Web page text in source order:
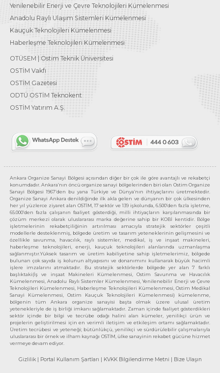
Yenilenebilir Enerji ve Çevre Teknolojileri Kümelenmesi
Anadolu Raylı Ulaşım Sistemleri Kümelenmesi
Kauçuk Teknolojileri Kümelenmesi
Haberleşme Teknolojileri Kümelenmesi
OTÜSEM | Ostim Teknik Üniversitesi
OSTİM Vakfı
OSTİM Gazetesi
ODTÜ OSTİM Teknokent
OSTİM Yatırım A.Ş.
Ankara Organize Sanayi Bölgesi açısından diğer bir çok ile göre avantajlı ve rekabetçi
konumdadır. Ankara’nın öncü organize sanayi bölgelerinden biri olan Ostim Organize
Sanayi Bölgesi 1967’den bu yana Türkiye ve Dünya’nın ihtiyaçlarını üretmektedir.
Organize Sanayi Ankara denildiğinde ilk akla gelen ve dünyanın bir çok ülkesinden
her yıl yüzlerce ziyaret alan OSTİM, 17 sektör ve 139 işkolunda, 6.500’den fazla işletme,
65.000’den fazla çalışanın faaliyet gösterdiği, milli ihtiyaçların karşılanmasında bir
çözüm merkezi olarak uluslararası marka değerine sahip bir KOBİ kentidir. Bölge
işletmelerinin rekabetçiliğinin artırılması amacıyla stratejik sektörler çeşitli
modellerle desteklenmiş, bölgede üretim ve tasarım yeteneklerinin gelişmesini ve
özellikle savunma, havacılık, raylı sistemler, medikal, iş ve inşaat makineleri,
haberleşme teknolojileri, enerji, kauçuk teknolojileri alanlarında uzmanlaşma
sağlanmıştır.Yüksek tasarım ve üretim kabiliyetine sahip işletmelerimiz, bölgede
bulunan çok sayıda iş kolunun altyapısını ve donanımını kullanarak büyük hacimli
işlere imzalarını atmaktadır. Bu stratejik sektörlerde bölgede yer alan 7 farklı
başlıktaki(İş ve inşaat Makineleri Kümelenmesi, Ostim Savunma ve Havacılık
Kümelenmesi, Anadolu Raylı Sistemler Kümelenmesi, Yenilenebilir Enerji ve Çevre
Teknolojileri Kümelenmesi, Haberleşme Teknolojileri Kümelenmesi, Ostim Medikal
Sanayi Kümelenmesi, Ostim Kauçuk Teknolojileri Kümelenmesi) kümelenme,
bölgenin tüm Ankara organize sanayisi başta olmak üzere ulusal üretim
yetenekleriyle de iş birliği imkanı sağlamaktadır. Zaman içinde faaliyet gösterdikleri
sektör içinde bir bilgi ve tecrübe odağı halini alan kümeler, yenilikçi ürün ve
projelerin geliştirilmesi için en verimli iletişim ve etkileşim ortamı sağlamaktadır.
Üretim tecrübesi ve yeteneği; bütünlükçü, yenilikçi ve sürdürülebilir çalışmalarıyla
uluslararası bir örnek ve ilham kaynağı OSTİM, ülke sanayinin rekabet gücüne hizmet
vermeye devam ediyor.
Gizlilik | Portal Kullanım Şartları | KVKK Bilgilendirme Metni | Bize Ulaşın